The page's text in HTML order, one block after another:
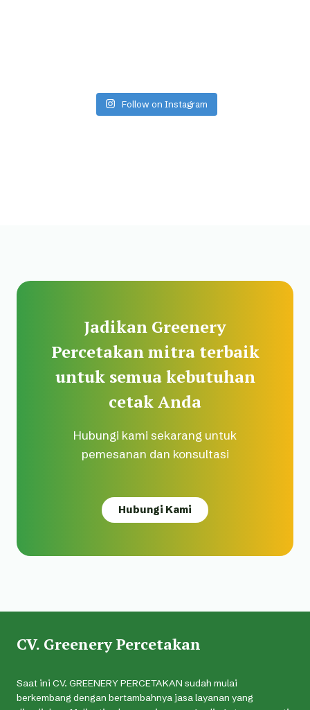
Follow on Instagram
Jadikan Greenery
Percetakan mitra terbaik
untuk semua kebutuhan
cetak Anda
Hubungi kami sekarang untuk
pemesanan dan konsultasi
Hubungi Kami
CV. Greenery Percetakan
Saat ini CV. GREENERY PERCETAKAN sudah mulai
berkembang dengan bertambahnya jasa layanan yang